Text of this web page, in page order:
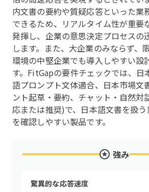
内文書の要約や質疑応答といった業
できるため、リアルタイム性が重要
発揮し、企業の意思決定プロセスの
します。また、大企業のみならず、
環境の中堅企業でも導入しやすい設
す。FitGapの要件チェックでは、日
語プロンプト文体適合、日本市場文
ント起草・要約、チャット・自然
応または推奨)で、日本語文書を扱
を確認しやすい製品です。
強み
驚異的な応答速度